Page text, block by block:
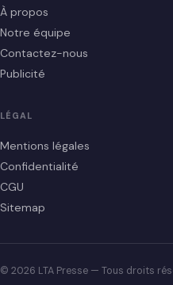
À propos
Notre équipe
Contactez-nous
Publicité
LÉGAL
Mentions légales
Confidentialité
CGU
Sitemap
© 2026 LTA Presse — Tous droits